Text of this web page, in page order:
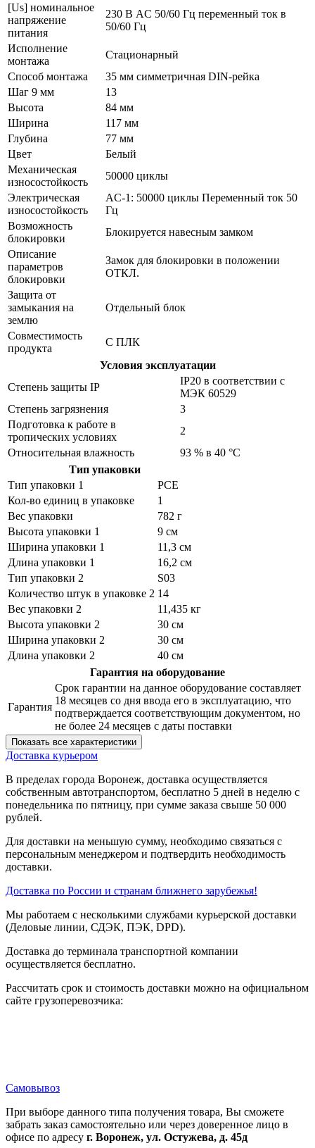
[Us] номинальное
напряжение
питания
230 В AC 50/60 Гц переменный ток в
50/60 Гц
Исполнение
монтажа
Стационарный
Способ монтажа
35 мм симметричная DIN-рейка
Шаг 9 мм
13
Высота
84 мм
Ширина
117 мм
Глубина
77 мм
Цвет
Белый
Механическая
износостойкость
50000 циклы
Электрическая
износостойкость
AC-1: 50000 циклы Переменный ток 50
Гц
Возможность
блокировки
Блокируется навесным замком
Описание
параметров
блокировки
Замок для блокировки в положении
ОТКЛ.
Защита от
замыкания на
землю
Отдельный блок
Совместимость
продукта
С ПЛК
Условия эксплуатации
Степень защиты IP
IP20 в соответствии с
МЭК 60529
Степень загрязнения
3
Подготовка к работе в
тропических условиях
2
Относительная влажность
93 % в 40 °C
Тип упаковки
Тип упаковки 1
PCE
Кол-во единиц в упаковке
1
Вес упаковки
782 г
Высота упаковки 1
9 см
Ширина упаковки 1
11,3 см
Длина упаковки 1
16,2 см
Тип упаковки 2
S03
Количество штук в упаковке 2 14
Вес упаковки 2
11,435 кг
Высота упаковки 2
30 см
Ширина упаковки 2
30 см
Длина упаковки 2
40 см
Гарантия на оборудование
Гарантия
Срок гарантии на данное оборудование составляет
18 месяцев со дня ввода его в эксплуатацию, что
подтверждается соответствующим документом, но
не более 24 месяцев с даты поставки
Показать все характеристики
Доставка курьером
В пределах города Воронеж, доставка осуществляется
собственным автотранспортом, бесплатно 5 дней в неделю с
понедельника по пятницу, при сумме заказа свыше 50 000
рублей.
Для доставки на меньшую сумму, необходимо связаться с
персональным менеджером и подтвердить необходимость
доставки.
Доставка по России и странам ближнего зарубежья!
Мы работаем с несколькими службами курьерской доставки
(Деловые линии, СДЭК, ПЭК, DPD).
Доставка до терминала транспортной компании
осуществляется бесплатно.
Рассчитать срок и стоимость доставки можно на официальном
сайте грузоперевозчика:
Самовывоз
При выборе данного типа получения товара, Вы сможете
забрать заказ самостоятельно или через доверенное лицо в
офисе по адресу г. Воронеж, ул. Остужева, д. 45д